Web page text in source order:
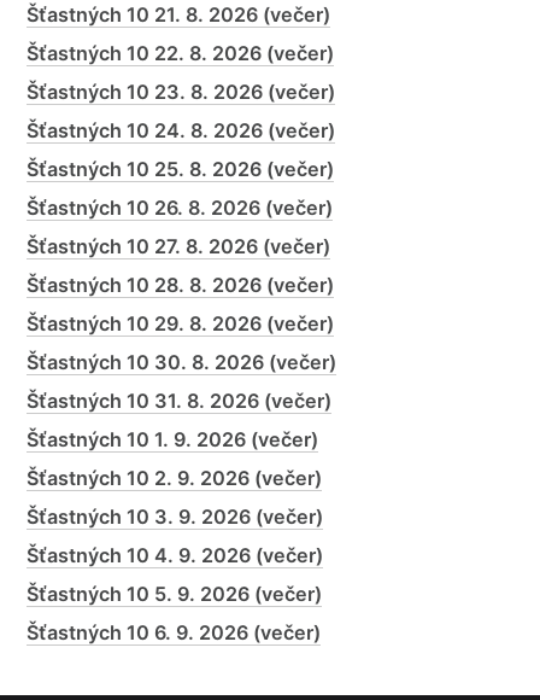
Šťastných 10 21. 8. 2026 (večer)
Šťastných 10 22. 8. 2026 (večer)
Šťastných 10 23. 8. 2026 (večer)
Šťastných 10 24. 8. 2026 (večer)
Šťastných 10 25. 8. 2026 (večer)
Šťastných 10 26. 8. 2026 (večer)
Šťastných 10 27. 8. 2026 (večer)
Šťastných 10 28. 8. 2026 (večer)
Šťastných 10 29. 8. 2026 (večer)
Šťastných 10 30. 8. 2026 (večer)
Šťastných 10 31. 8. 2026 (večer)
Šťastných 10 1. 9. 2026 (večer)
Šťastných 10 2. 9. 2026 (večer)
Šťastných 10 3. 9. 2026 (večer)
Šťastných 10 4. 9. 2026 (večer)
Šťastných 10 5. 9. 2026 (večer)
Šťastných 10 6. 9. 2026 (večer)